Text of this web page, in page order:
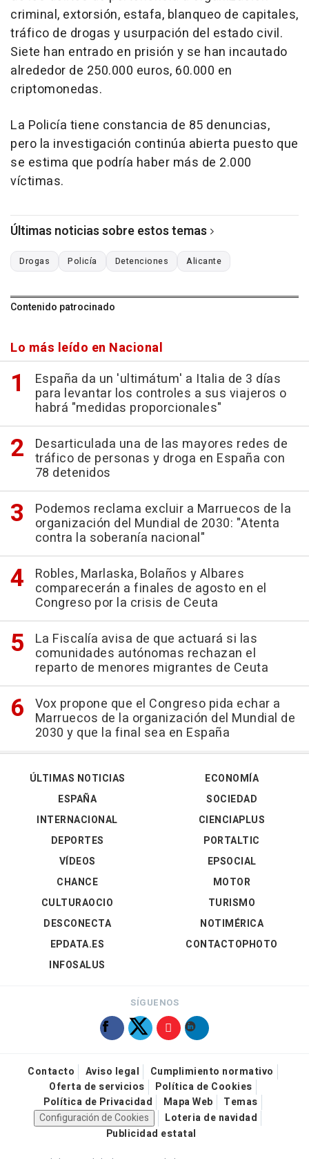
criminal, extorsión, estafa, blanqueo de capitales,
tráfico de drogas y usurpación del estado civil.
Siete han entrado en prisión y se han incautado
alrededor de 250.000 euros, 60.000 en
criptomonedas.
La Policía tiene constancia de 85 denuncias,
pero la investigación continúa abierta puesto que
se estima que podría haber más de 2.000
víctimas.
Últimas noticias sobre estos temas
Drogas Policía Detenciones Alicante
Contenido patrocinado
Lo más leído en Nacional
España da un 'ultimátum' a Italia de 3 días
para levantar los controles a sus viajeros o
habrá "medidas proporcionales"
Desarticulada una de las mayores redes de
tráfico de personas y droga en España con
78 detenidos
Podemos reclama excluir a Marruecos de la
organización del Mundial de 2030: "Atenta
contra la soberanía nacional"
Robles, Marlaska, Bolaños y Albares
comparecerán a finales de agosto en el
Congreso por la crisis de Ceuta
La Fiscalía avisa de que actuará si las
comunidades autónomas rechazan el
reparto de menores migrantes de Ceuta
Vox propone que el Congreso pida echar a
Marruecos de la organización del Mundial de
2030 y que la final sea en España
ÚLTIMAS NOTICIAS
ESPAÑA
INTERNACIONAL
DEPORTES
VÍDEOS
ECONOMÍA
SOCIEDAD
CIENCIAPLUS
PORTALTIC
EPSOCIAL
CHANCE
CULTURAOCIO
DESCONECTA
EPDATA.ES
INFOSALUS
MOTOR
TURISMO
NOTIMÉRICA
CONTACTOPHOTO
SÍGUENOS
Contacto Aviso legal
Cumplimiento normativo
Oferta de servicios
Política de Cookies
Política de Privacidad
Mapa Web
Temas
Configuración de Cookies
Loteria de navidad
Publicidad estatal